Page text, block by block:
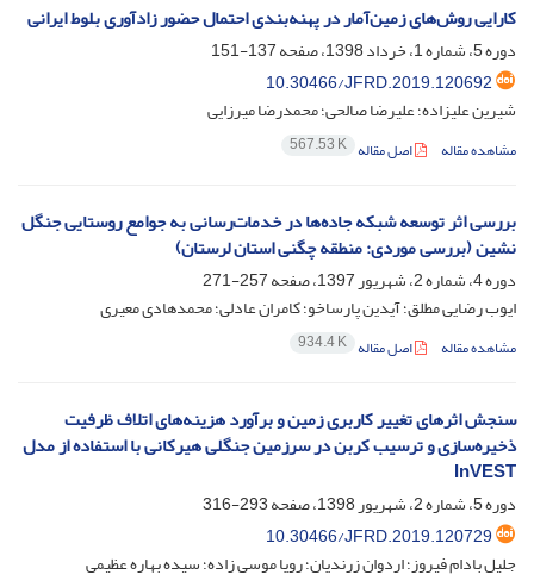
کارایی روش‌های زمین‌آمار در پهنه‌بندی احتمال حضور زادآوری بلوط ایرانی
دوره 5، شماره 1، خرداد 1398، صفحه
137-151
10.30466/JFRD.2019.120692
شیرین علیزاده؛ علیرضا صالحی؛ محمدرضا میرزایی
مشاهده مقاله اصل مقاله 567.53 K
بررسی اثر توسعه شبکه جاده‌ها در خدمات‌رسانی به جوامع روستایی جنگل
نشین (بررسی موردی: منطقه چگنی استان لرستان)
دوره 4، شماره 2، شهریور 1397، صفحه
257-271
ایوب رضایی مطلق؛ آیدین پارساخو؛ کامران عادلی؛ محمدهادی معیری
مشاهده مقاله اصل مقاله 934.4 K
سنجش اثرهای تغییر کاربری زمین و برآورد هزینه‌های اتلاف ظرفیت
ذخیره‌سازی و ترسیب کربن در سرزمین جنگلی هیرکانی با استفاده از مدل
InVEST
دوره 5، شماره 2، شهریور 1398، صفحه
293-316
10.30466/JFRD.2019.120729
جلیل بادام فیروز؛ اردوان زرندیان؛ رویا موسی زاده؛ سیده بهاره عظیمی